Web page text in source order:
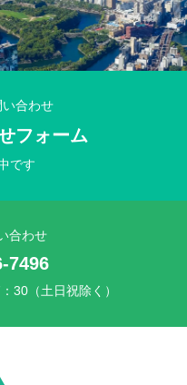
のお知らせ
せ
い合わせ
フォーム
です
合わせ
7496
30（土日祝除く）